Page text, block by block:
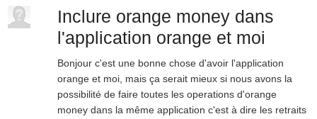
Inclure orange money dans
l'application orange et moi
Bonjour c'est une bonne chose d'avoir l'application
orange et moi, mais ça serait mieux si nous avons la
possibilité de faire toutes les operations d'orange
money dans la même application c'est à dire les retraits